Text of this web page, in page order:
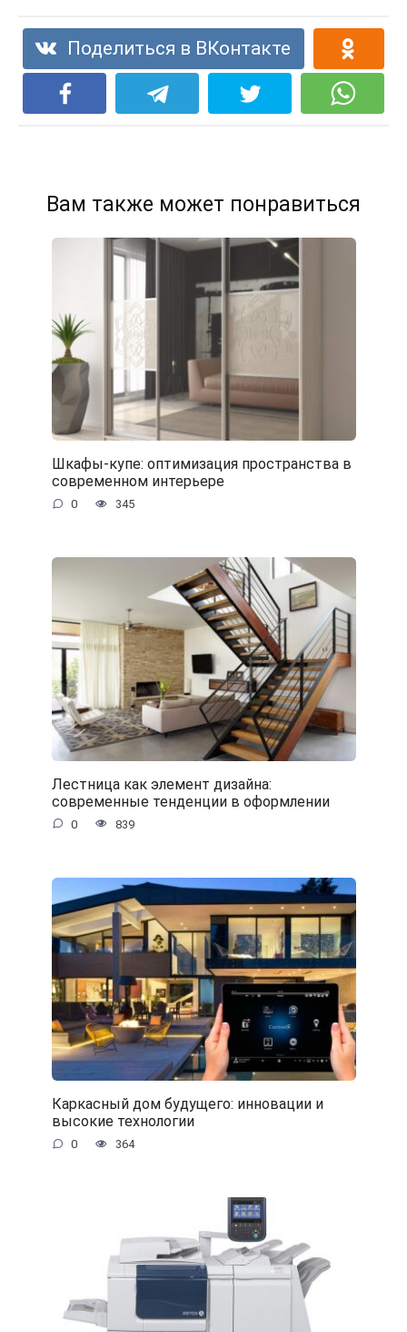
Поделиться в ВКонтакте
Вам также может понравиться
Шкафы-купе: оптимизация пространства в
современном интерьере
0 345
Лестница как элемент дизайна:
современные тенденции в оформлении
0 839
Каркасный дом будущего: инновации и
высокие технологии
0 364